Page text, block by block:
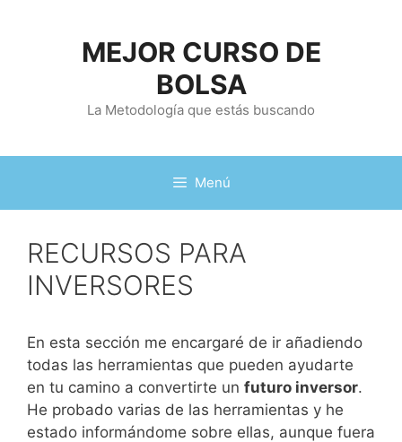
MEJOR CURSO DE
BOLSA
La Metodología que estás buscando
Menú
RECURSOS PARA
INVERSORES
En esta sección me encargaré de ir añadiendo
todas las herramientas que pueden ayudarte
en tu camino a convertirte un futuro inversor.
He probado varias de las herramientas y he
estado informándome sobre ellas, aunque fuera